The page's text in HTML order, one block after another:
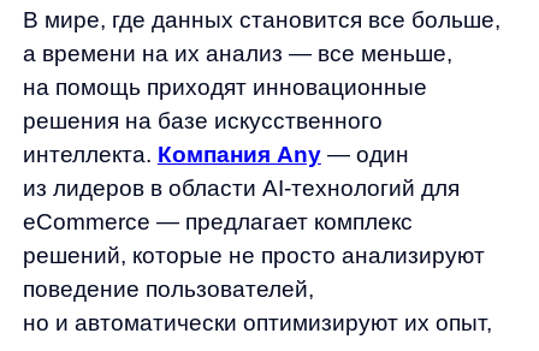
закономерности и тренды, а затем
используют эти знания для оптимизации
пользовательского опыта в реальном
времени.
Важно отметить, что решения Any
не требуют глубоких технических знаний для
внедрения и использования. Они
интегрируются с большинством популярных
платформ eCommerce и начинают
приносить результаты практически сразу
после установки.